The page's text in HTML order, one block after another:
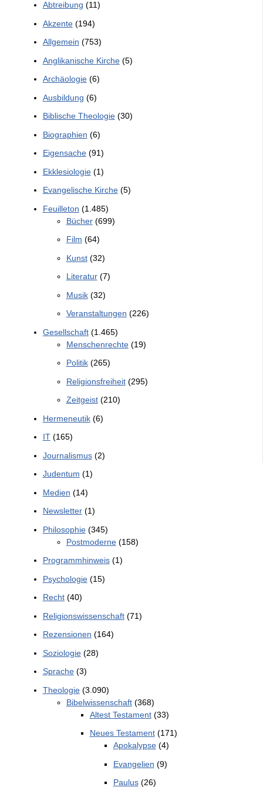
Abtreibung (11)
Akzente(194)
Allgemein (753)
Anglikanische Kirche(5)
Archäologie(6)
Ausbildung (6)
Biblische Theologie(30)
Biographien (6)
Eigensache(91)
Ekklesiologie(1)
Evangelische Kirche(5)
Feuilleton (1.485)
Bücher(699)
Film (64)
Kunst(32)
Literatur(7)
Musik(32)
Veranstaltungen (226)
Gesellschaft(1.465)
Menschenrechte(19)
Politik(265)
Religionsfreiheit(295)
Zeitgeist(210)
Hermeneutik(6)
IT(165)
Journalismus(2)
Judentum (1)
Medien (14)
Newsletter(1)
Philosophie(345)
Postmoderne(158)
Programmhinweis(1)
Psychologie(15)
Recht(40)
Religionswissenschaft(71)
Rezensionen (164)
Soziologie(28)
Sprache(3)
Theologie(3.090)
Bibelwissenschaft(368)
Altest Testament(33)
Neues Testament(171)
Apokalypse(4)
Evangelien (9)
Paulus(26)